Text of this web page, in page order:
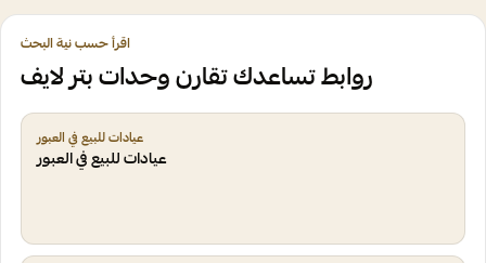
اقرأ حسب نية البحث
روابط تساعدك تقارن وحدات بتر لايف
عيادات للبيع في العبور
عيادات للبيع في العبور